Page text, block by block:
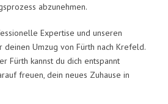
abzunehmen.
Expertise und unseren
deinen Umzug von Fürth nach Krefeld.
Fürth kannst du dich entspannt
freuen, dein neues Zuhause in